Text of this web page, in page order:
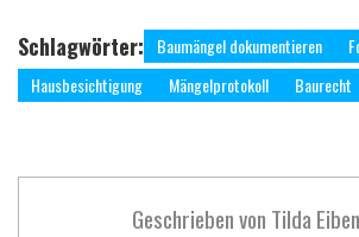
Schlagwörter: Baumängel dokumentieren
Hausbesichtigung
Mängelprotokoll Baurecht
Geschrieben von Tilda